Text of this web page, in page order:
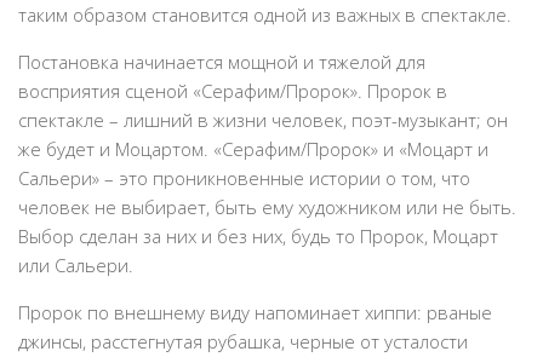
таким образом становится одной из важных в спектакле.
Постановка начинается мощной и тяжелой для
восприятия сценой «Серафим/Пророк». Пророк в
спектакле – лишний в жизни человек, поэт-музыкант; он
же будет и Моцартом. «Серафим/Пророк» и «Моцарт и
Сальери» – это проникновенные истории о том, что
человек не выбирает, быть ему художником или не быть.
Выбор сделан за них и без них, будь то Пророк, Моцарт
или Сальери.
Пророк по внешнему виду напоминает хиппи: рваные
джинсы, расстегнутая рубашка, черные от усталости